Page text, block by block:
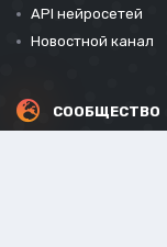
API нейросетей
Новостной канал
СООБЩЕСТВО